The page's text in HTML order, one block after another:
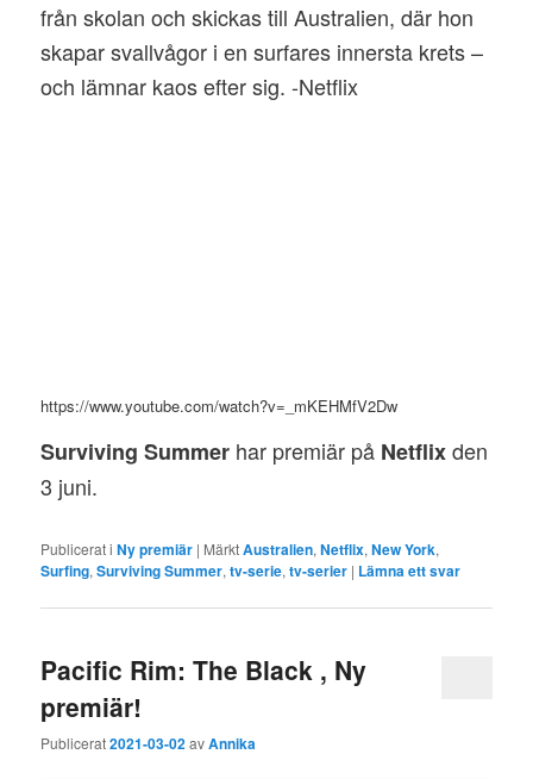
från skolan och skickas till Australien, där hon
skapar svallvågor i en surfares innersta krets –
och lämnar kaos efter sig. -Netflix
https://www.youtube.com/watch?v=_mKEHMfV2Dw
Surviving Summer har premiär på Netflixden
3 juni.
Publicerat i Ny premiär | MärktAustralien,Netflix,New York,
Surfing,Surviving Summer,tv-serie,tv-serier | Lämna ett svar
Pacific Rim: The Black , Ny
premiär!
Publicerat2021-03-02avAnnika